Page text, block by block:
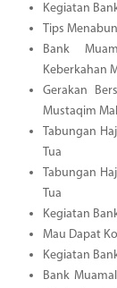
Kegiatan
Tips
Bank
Keberkahan
Gerakan
Mustaqim
Tabungan
Tua
Tabungan
Tua
Kegiatan
Mau Dapat
Kegiatan
Bank